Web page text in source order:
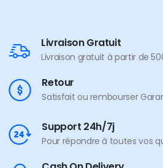
Livraison Gratuit
Livraison gratuit à partir de
Retour
Satisfait ou rembourser
Support 24h/7j
Pour répondre à toutes vos